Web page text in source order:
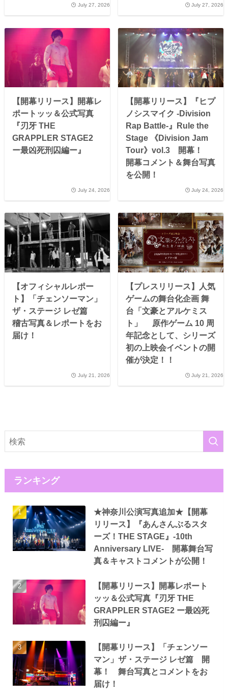
July 27, 2026 July 27, 2026
【開幕リリース】開幕レ
ポートッッ＆公式写真
『刃牙 THE
GRAPPLER STAGE2
ー最凶死刑囚編ー』
July 24, 2026
【開幕リリース】『ヒプ
ノシスマイク -Division
Rap Battle-』Rule the
Stage 《Division Jam
Tour》vol.3 開幕！
開幕コメント＆舞台写真
を公開！
July 24, 2026
【オフィシャルレポー
ト】「チェンソーマン」
ザ・ステージ レゼ篇
稽古写真＆レポートをお
届け！
July 21, 2026
【プレスリリース】人気
ゲームの舞台化企画 舞
台「文豪とアルケミス
ト」 原作ゲーム 10 周
年記念として、シリーズ
初の上映会イベントの開
催が決定！！
July 21, 2026
ランキング
★神奈川公演写真追加★【開幕
リリース】『あんさんぶるスタ
ーズ！THE STAGE』-10th
Anniversary LIVE- 開幕舞台写
真＆キャストコメントが公開！
【開幕リリース】開幕レポート
ッッ＆公式写真『刃牙 THE
GRAPPLER STAGE2 ー最凶死
刑囚編ー』
【開幕リリース】「チェンソー
マン」ザ・ステージ レゼ篇 開
幕！ 舞台写真とコメントをお
届け！